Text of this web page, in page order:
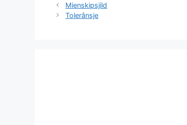
Mienskipsjild
Tolerânsje